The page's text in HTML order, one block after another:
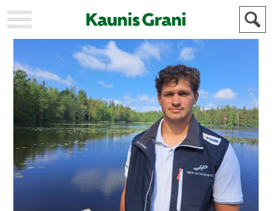
KAUPUNKI
STADEN
AJANKOHTAISTA
AKTUELLT
URHEILU
IDROTT
KULTTUURI
KULTUR
HISTORIA
HISTORIA
YLEINEN
ALLMÄN
MAINOSTAJILLE
FÖR
ANNONSÖRER